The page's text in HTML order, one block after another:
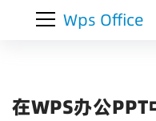
Wps Office
在WPS办公